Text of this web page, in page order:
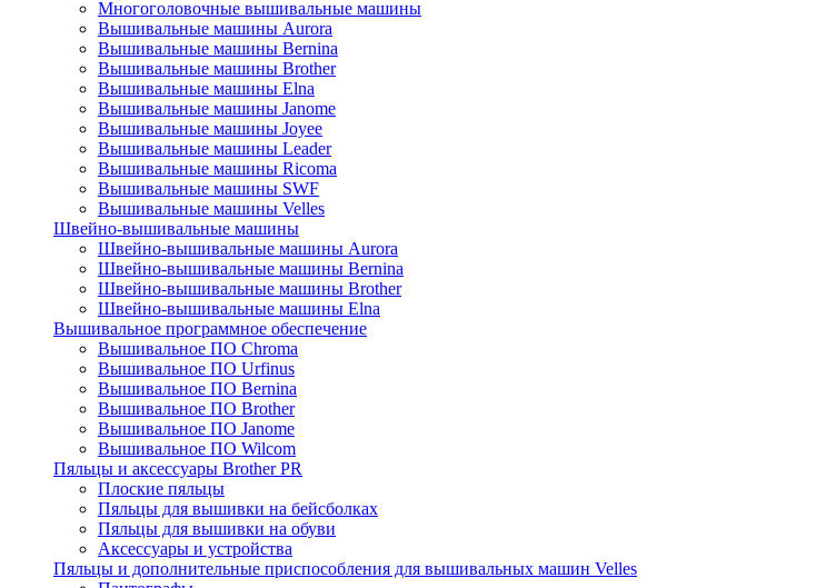
Многоголовочные вышивальные машины
Вышивальные машины Aurora
Вышивальные машины Bernina
Вышивальные машины Brother
Вышивальные машины Elna
Вышивальные машины Janome
Вышивальные машины Joyee
Вышивальные машины Leader
Вышивальные машины Ricoma
Вышивальные машины SWF
Вышивальные машины Velles
Швейно-вышивальные машины
Швейно-вышивальные машины Aurora
Швейно-вышивальные машины Bernina
Швейно-вышивальные машины Brother
Швейно-вышивальные машины Elna
Вышивальное программное обеспечение
Вышивальное ПО Chroma
Вышивальное ПО Urfinus
Вышивальное ПО Bernina
Вышивальное ПО Brother
Вышивальное ПО Janome
Вышивальное ПО Wilcom
Пяльцы и аксессуары Brother PR
Плоские пяльцы
Пяльцы для вышивки на бейсболках
Пяльцы для вышивки на обуви
Аксессуары и устройства
Пяльцы и дополнительные приспособления для вышивальных машин Velles